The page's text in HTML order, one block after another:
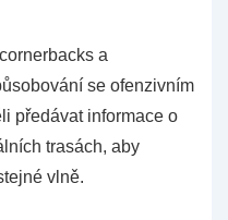
a
se ofenzivním
předávat informace o
trasách, aby
vlně.